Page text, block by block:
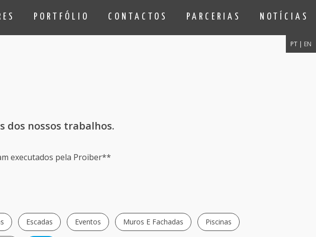
PT | EN
PORTFÓLIO CONTACTOS PARCERIAS NOTÍCIAS
dos nossos trabalhos.
executados pela Proiber**
Escadas Eventos Muros E Fachadas Piscinas